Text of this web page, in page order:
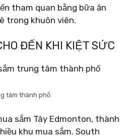
tham quan bằng bữa ăn
trong khuôn viên.
ĐẾN KHI KIỆT SỨC
tâm thành phố
sắm Tây Edmonton, thành
khu mua sắm. South